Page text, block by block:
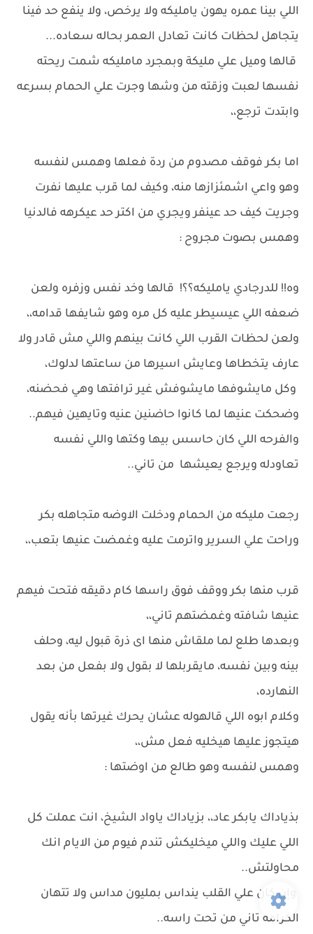
اللي بينا عمره يهون يامليكه ولا يرخص، ولا ينفع حد فينا
يتجاهل لحظات كانت تعادل العمر بحاله سعاده...
قالها وميل علي مليكة وبمجرد مامليكه شمت ريحته
نفسها لعبت وزقته من وشها وجرت علي الحمام بسرعه
وابتدت ترجع،،
اما بكر فوقف مصدوم من ردة فعلها وهمس لنفسه
وهو واعي اشمئزازها منه، وكيف لما قرب عليها نفرت
وجريت كيف حد عينفر ويجري من اكتر حد عيكرهه فالدنيا
وهمس بصوت مجروح :
وه!! للدرجادي يامليكه؟؟! قالها وخد نفس وزفره ولعن
ضعفه اللي عيسيطر عليه كل مره وهو شايفها قدامه،،
ولعن لحظات القرب اللي كانت بينهم واللي مش قادر ولا
عارف يتخطاها وعايش اسيرها من ساعتها لدلوك،
وكل مايشوفها مايشوفش غير ترافتها وهي فحضنه،
وضحكت عنيها لما كانوا حاضنين عنيه وتايهين فيهم..
والفرحه اللي كان حاسس بيها وكتها واللي نفسه
تعاودله ويرجع يعيشها من تاني..
رجعت مليكه من الحمام ودخلت الاوضه متجاهله بكر
وراحت علي السرير واترمت عليه وغمضت عنيها بتعب،،
قرب منها بكر ووقف فوق راسها كام دقيقه فتحت فيهم
عنيها شافته وغمضتهم تاني،،
وبعدها طلع لما ملقاش منها اى ذرة قبول ليه، وحلف
بينه وبين نفسه، مايقربلها لا بقول ولا بفعل من بعد
النهارده،
وكلام ابوه اللي قالهوله عشان يحرك غيرتها بأنه يقول
هيتجوز عليها هيخليه فعل مش،،
وهمس لنفسه وهو طالع من اوضتها :
بذياداك يابكر عاد،، بزياداك ياواد الشيخ، انت عملت كل
اللي عليك واللي ميخليكش تندم فيوم من الايام انك
محاولتش..
وإن كان علي القلب ينداس بمليون مداس ولا تتهان
الكرامه تاني من تحت راسه..